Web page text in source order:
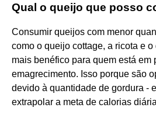
Qual o queijo que posso
Consumir queijos com menor
como o queijo cottage, a ricota e
mais benéfico para quem está em
emagrecimento. Isso porque são
devido à quantidade de gordura -
extrapolar a meta de calorias